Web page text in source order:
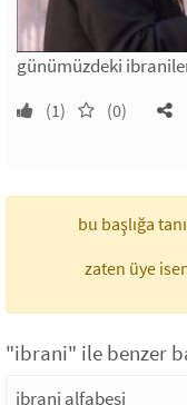
günümüzdeki
(1) (0)
bu başlığa
zaten üye
"ibrani" ile benzer
ibrani alfabesi